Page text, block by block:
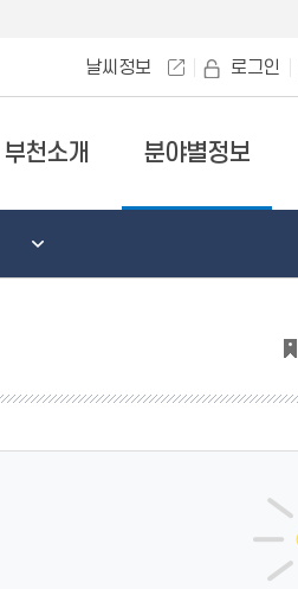
날씨정보 로그인
부천소개 분야별정보